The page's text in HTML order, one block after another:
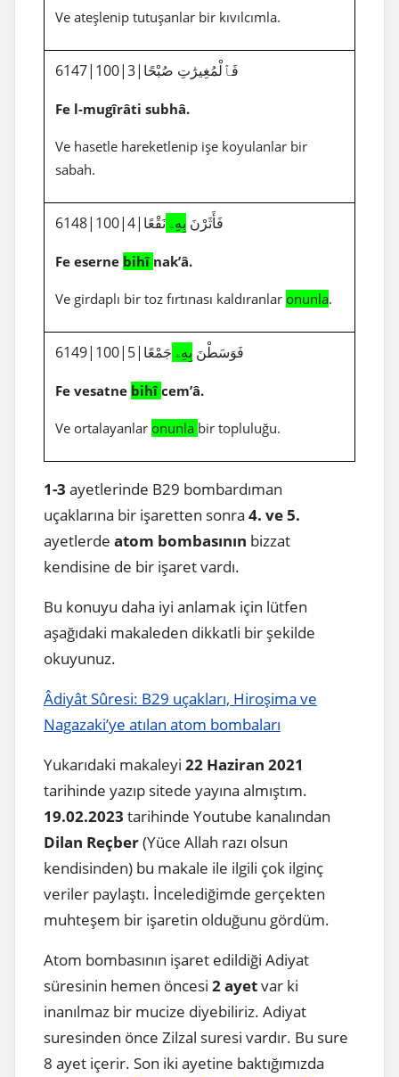
Ve ateşlenip tutuşanlar bir kıvılcımla.
6147|100|3|فَٱلْمُغِيرَٰتِ صُبْحًا
Fe l-mugîrâti subhâ.
Ve hasetle hareketlenip işe koyulanlar bir
sabah.
6148|100|4|فَأَثَرْنَ بِهِۦنَقْعًا
Fe eserne bihî nak’â.
Ve girdaplı bir toz fırtınası kaldıranlar onunla.
6149|100|5|فَوَسَطْنَ بِهِۦ جَمْعًا
Fe vesatne bihîcem’â.
Ve ortalayanlar onunla bir topluluğu.
1-3 ayetlerinde B29 bombardıman
uçaklarına bir işaretten sonra 4. ve 5.
ayetlerde atom bombasının bizzat
kendisine de bir işaret vardı.
Bu konuyu daha iyi anlamak için lütfen
aşağıdaki makaleden dikkatli bir şekilde
okuyunuz.
Âdiyât Sûresi: B29 uçakları, Hiroşima ve
Nagazaki’ye atılan atom bombaları
Yukarıdaki makaleyi 22 Haziran 2021
tarihinde yazıp sitede yayına almıştım.
19.02.2023 tarihinde Youtube kanalından
Dilan Reçber(Yüce Allah razı olsun
kendisinden) bu makale ile ilgili çok ilginç
veriler paylaştı. İncelediğimde gerçekten
muhteşem bir işaretin olduğunu gördüm.
Atom bombasının işaret edildiği Adiyat
süresinin hemen öncesi 2 ayetvar ki
inanılmaz bir mucize diyebiliriz. Adiyat
suresinden önce Zilzal suresi vardır. Bu sure
8 ayet içerir. Son iki ayetine baktığımızda